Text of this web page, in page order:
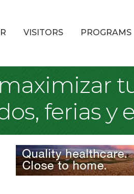
VISITORS PROGRAMS
ferias y